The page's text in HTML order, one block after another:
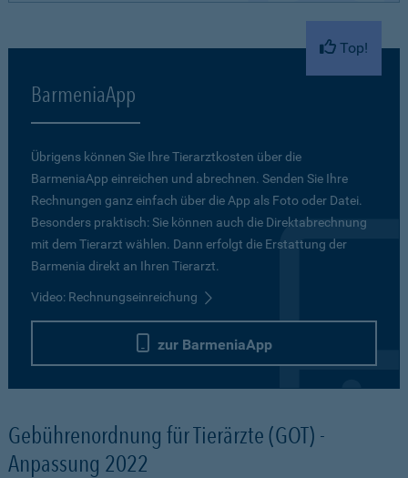
Top!
BarmeniaApp
Übrigens können Sie Ihre Tierarztkosten über die
BarmeniaApp einreichen und abrechnen. Senden Sie Ihre
Rechnungen ganz einfach über die App als Foto oder Datei.
Besonders praktisch: Sie können auch die Direktabrechnung
mit dem Tierarzt wählen. Dann erfolgt die Erstattung der
Barmenia direkt an Ihren Tierarzt.
Video: Rechnungseinreichung
zur BarmeniaApp
Gebührenordnung für Tierärzte (GOT) -
Anpassung 2022